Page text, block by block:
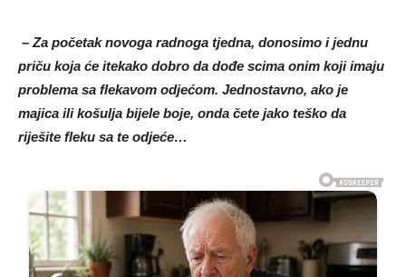
– Za početak novoga radnoga tjedna, donosimo i jednu
priču koja će itekako dobro da dođe scima onim koji imaju
problema sa flekavom odjećom. Jednostavno, ako je
majica ili košulja bijele boje, onda čete jako teško da
riješite fleku sa te odjeće…